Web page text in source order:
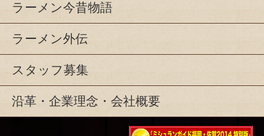
ラーメン今昔物語
ラーメン外伝
スタッフ募集
沿革・企業理念・会社概要